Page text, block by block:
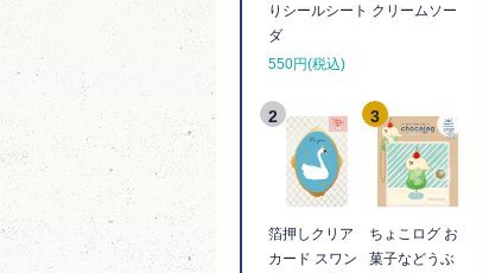
りシールシート クリームソー
ダ
550円(税込)
2
箔押しクリア
カード スワン
3
ちょこログ お
菓子などうぶ